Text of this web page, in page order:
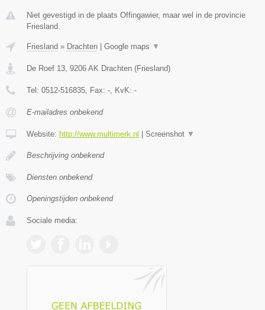
Niet gevestigd in de plaats Offingawier, maar wel in de provincie
Friesland.
Friesland » Drachten Google maps ▼
De Roef 13, 9206 AK Drachten (Friesland)
Tel: 0512-516835, Fax: -, KvK: -
E-mailadres onbekend
Website: http://www.multimerk.nl Screenshot ▼
Beschrijving onbekend
Diensten onbekend
Openingstijden onbekend
Sociale media: